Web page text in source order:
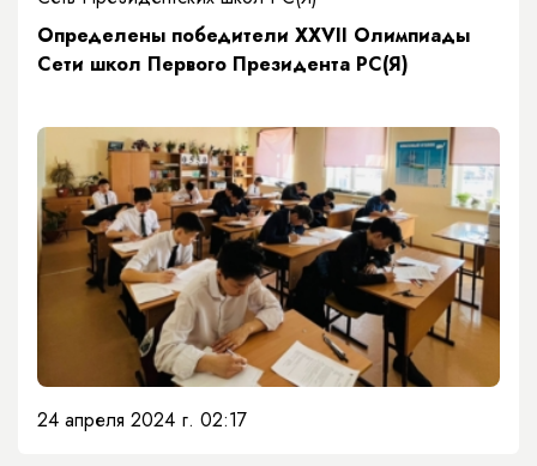
​Определены победители XXVII Олимпиады
Сети школ Первого Президента РС(Я)
24 апреля 2024 г. 02:17